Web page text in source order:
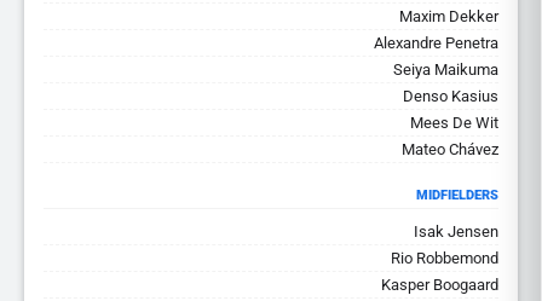
Maxim Dekker
Alexandre Penetra
Seiya Maikuma
Denso Kasius
Mees De Wit
Mateo Chávez
MIDFIELDERS
Isak Jensen
Rio Robbemond
Kasper Boogaard